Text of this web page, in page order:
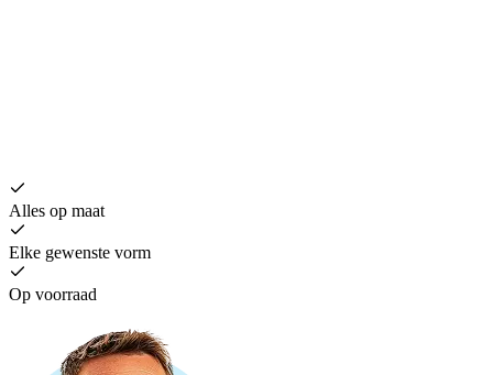
Alles op maat
Elke gewenste vorm
Op voorraad